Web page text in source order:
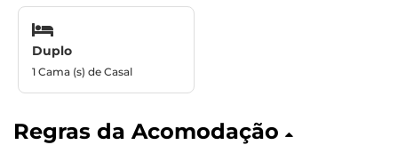
Duplo
1 Cama (s) de Casal
Regras da Acomodação